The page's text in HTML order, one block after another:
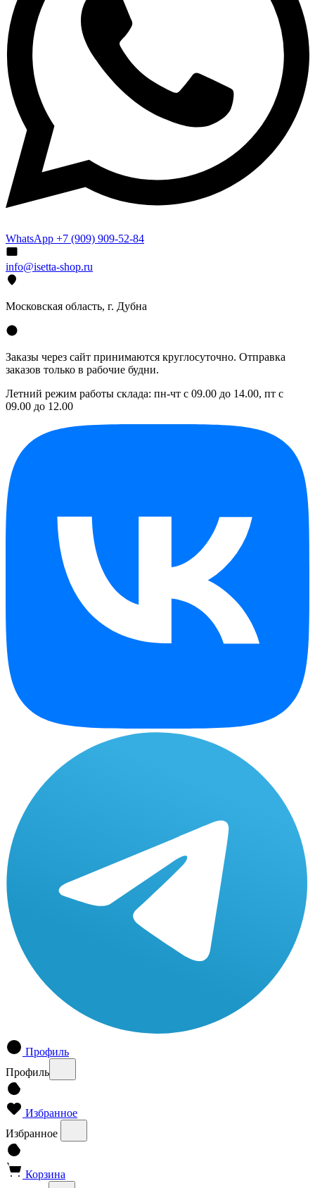
WhatsApp +7 (909) 909-52-84
info@isetta-shop.ru
Московская область, г. Дубна
Заказы через сайт принимаются круглосуточно. Отправка
заказов только в рабочие будни.
Летний режим работы склада: пн-чт с 09.00 до 14.00, пт с
09.00 до 12.00
Профиль
Профиль
Избранное
Избранное
Корзина